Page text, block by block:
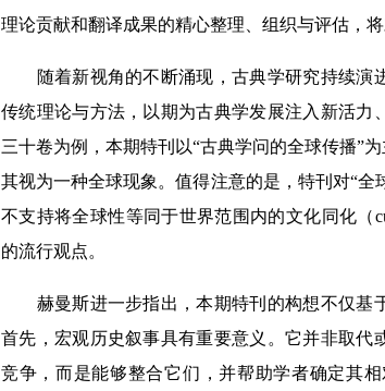
理论贡献和翻译成果的精心整理、组织与评估，
随着新视角的不断涌现，古典学研究持续演
传统理论与方法，以期为古典学发展注入新活
三十卷为例，本期特刊以“古典学问的全球传播”
其视为一种全球现象。值得注意的是，特刊对“全
不支持将全球性等同于世界范围内的文化同化（
的流行观点。
赫曼斯进一步指出，本期特刊的构想不仅基于
首先，宏观历史叙事具有重要意义。它并非取
竞争，而是能够整合它们，并帮助学者确定其